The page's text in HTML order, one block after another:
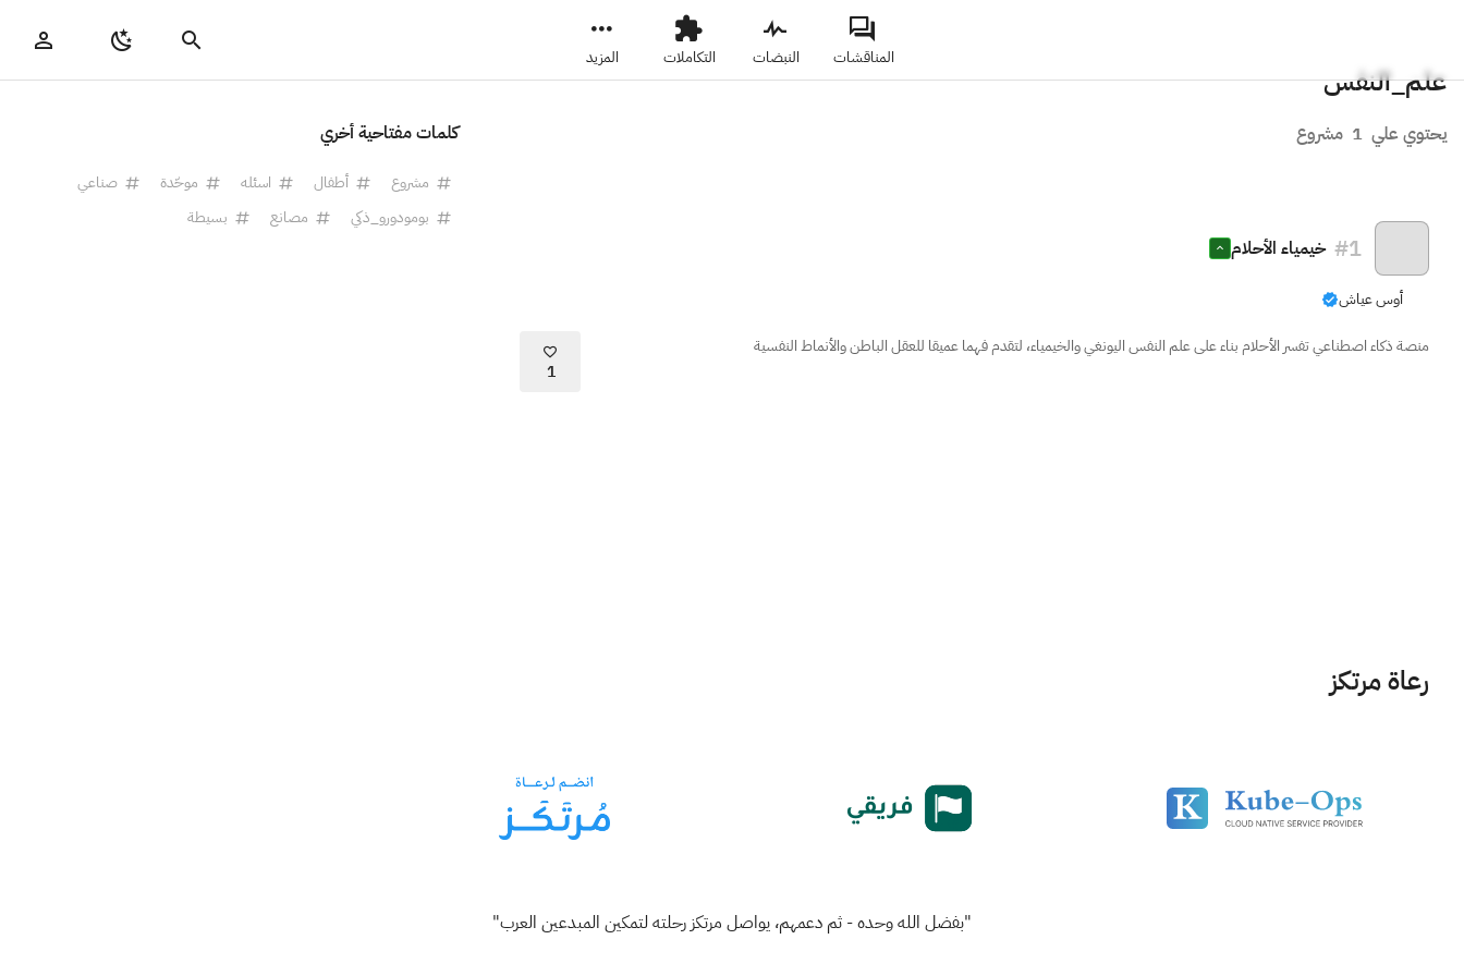
المناقشات النبضات التكاملات المزيد
علم_النفس
يحتوي علي 1 مشروع
#1 خيمياء الأحلام
أوس عياش
منصة ذكاء اصطناعي تفسر الأحلام بناء على علم النفس اليونغي والخيمياء، لتقدم فهما عميقا للعقل الباطن والأنماط النفسية
1
كلمات مفتاحية أخري
مشروع أطفال اسئله موحّدة
صناعي
بومودورو_ذكي
مصانع بسيطة
رعاة مرتكز
"بفضل الله وحده - ثم دعمهم، يواصل مرتكز رحلته لتمكين المبدعين العرب"